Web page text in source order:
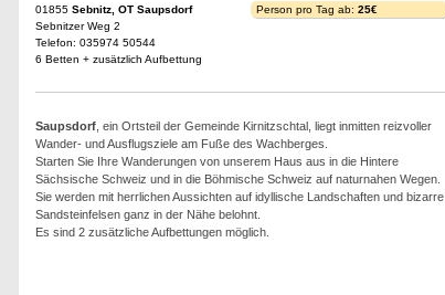
01855 Sebnitz, OT Saupsdorf
Sebnitzer Weg 2
Telefon: 035974 50544
6 Betten + zusätzlich Aufbettung
Person pro Tag ab: 25€
Saupsdorf, ein Ortsteil der Gemeinde Kirnitzschtal, liegt inmitten reizvoller
Wander- und Ausflugsziele am Fuße des Wachberges.
Starten Sie Ihre Wanderungen von unserem Haus aus in die Hintere
Sächsische Schweiz und in die Böhmische Schweiz auf naturnahen Wegen.
Sie werden mit herrlichen Aussichten auf idyllische Landschaften und bizarre
Sandsteinfelsen ganz in der Nähe belohnt.
Es sind 2 zusätzliche Aufbettungen möglich.